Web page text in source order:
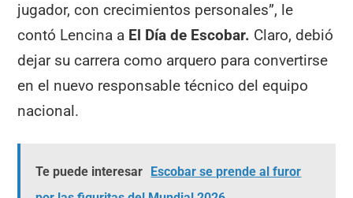
jugador, con crecimientos personales”, le
contó Lencina a El Día de Escobar. Claro, debió
dejar su carrera como arquero para convertirse
en el nuevo responsable técnico del equipo
nacional.
Te puede interesar Escobar se prende al furor